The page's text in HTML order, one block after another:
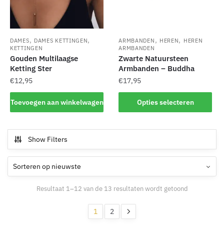
worden
op
de
productpagina
de
productpagina
DAMES, DAMES KETTINGEN,
KETTINGEN
Gouden Multilaagse
Ketting Ster
€12,95
Toevoegen aan winkelwagen
ARMBANDEN , HEREN, HEREN
ARMBANDEN
Zwarte Natuursteen
Armbanden – Buddha
€17,95
Opties selecteren
product
variaties.
Deze
worden
op
Show Filters
Resultaat 1–12 van de 13 resultaten wordt getoondGesorteerd
1 2